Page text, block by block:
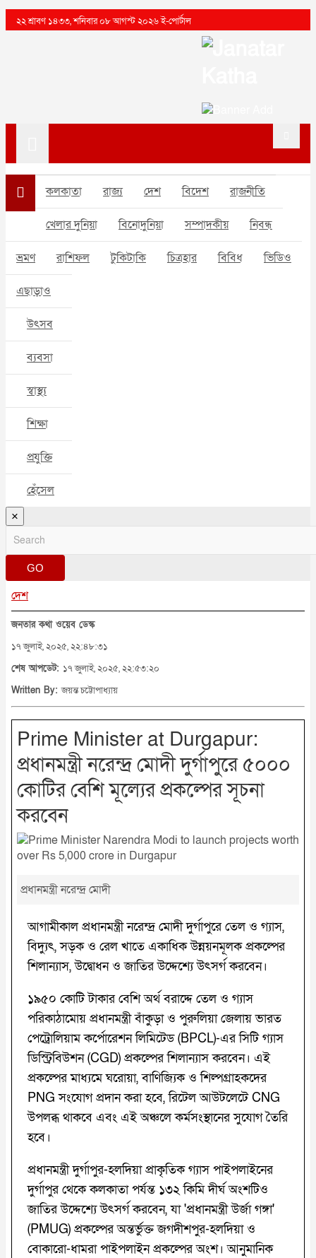
২২ শ্রাবণ ১৪৩৩, শনিবার ০৮ আগস্ট ২০২৬ ই-পোর্টাল
কলকাতা রাজ্য দেশ বিদেশ রাজনীতি
খেলার দুনিয়া বিনোদুনিয়া সম্পাদকীয় নিবন্ধ
ভ্রমণ রাশিফল টুকিটাকি চিত্রহার বিবিধ ভিডিও
এছাড়াও
উৎসব
ব্যবসা
স্বাস্থ্য
শিক্ষা
প্রযুক্তি
হেঁসেল
×
GO
দেশ
জনতার কথা ওয়েব ডেস্ক
১৭ জুলাই, ২০২৫, ২২:৪৮:৩১
শেষ আপডেট: ১৭ জুলাই, ২০২৫, ২২:৫৩:২০
Written By:জয়ন্ত চট্টোপাধ্যায়
Prime Minister at Durgapur:
প্রধানমন্ত্রী নরেন্দ্র মোদী দুর্গাপুরে ৫০০০
কোটির বেশি মূল্যের প্রকল্পের সূচনা
করবেন
প্রধানমন্ত্রী নরেন্দ্র মোদী
আগামীকাল প্রধানমন্ত্রী নরেন্দ্র মোদী দুর্গাপুরে তেল ও গ্যাস,
বিদ্যুৎ, সড়ক ও রেল খাতে একাধিক উন্নয়নমূলক প্রকল্পের
শিলান্যাস, উদ্বোধন ও জাতির উদ্দেশ্যে উৎসর্গ করবেন।
১৯৫০ কোটি টাকার বেশি অর্থ বরাদ্দে তেল ও গ্যাস
পরিকাঠামোয় প্রধানমন্ত্রী বাঁকুড়া ও পুরুলিয়া জেলায় ভারত
পেট্রোলিয়াম কর্পোরেশন লিমিটেড (BPCL)-এর সিটি গ্যাস
ডিস্ট্রিবিউশন (CGD) প্রকল্পের শিলান্যাস করবেন। এই
প্রকল্পের মাধ্যমে ঘরোয়া, বাণিজ্যিক ও শিল্পগ্রাহকদের
PNG সংযোগ প্রদান করা হবে, রিটেল আউটলেটে CNG
উপলব্ধ থাকবে এবং এই অঞ্চলে কর্মসংস্থানের সুযোগ তৈরি
হবে।
প্রধানমন্ত্রী দুর্গাপুর-হলদিয়া প্রাকৃতিক গ্যাস পাইপলাইনের
দুর্গাপুর থেকে কলকাতা পর্যন্ত ১৩২ কিমি দীর্ঘ অংশটিও
জাতির উদ্দেশ্যে উৎসর্গ করবেন, যা 'প্রধানমন্ত্রী উর্জা গঙ্গা'
(PMUG) প্রকল্পের অন্তর্ভুক্ত জগদীশপুর-হলদিয়া ও
বোকারো-ধামরা পাইপলাইন প্রকল্পের অংশ। আনুমানিক